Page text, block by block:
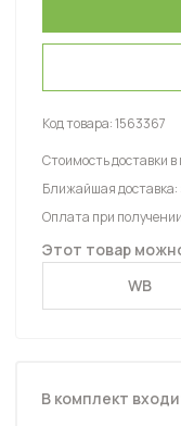
Код товара:1563367
Стоимость доставки
Ближайшая доставка:
Оплата при получении
Этот товар
WB
В комплект